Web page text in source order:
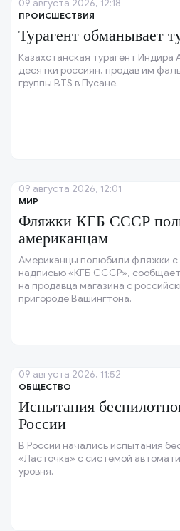
ПРОИСШЕСТВИЯ
Турагент обманывает
Казахстанская турагент
десятки россиян, продав им
группы BTS в Пусане.
09 августа 2026, 12:18
МИР
Фляжки КГБ СССР
американцам
Американцы полюбили фляжки с
надписью «КГБ СССР»,
на продавца магазина с
пригороде Вашингтона.
09 августа 2026, 12:01
ОБЩЕСТВО
Испытания
России
В России начались испытания
«Ласточка» с системой
уровня.
09 августа 2026, 11:52